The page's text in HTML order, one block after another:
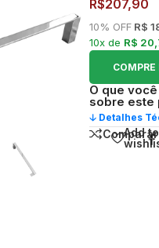
R$207,90
10% OFF R$
10x de R$
COMPRE
O que
sobre este
🡣 Detalhes
Comparar
Add to